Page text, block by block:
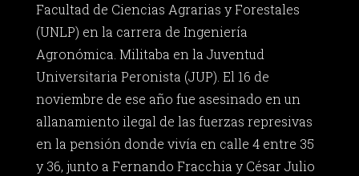
Facultad de Ciencias Agrarias y Forestales
(UNLP) en la carrera de Ingeniería
Agronómica. Militaba en la Juventud
Universitaria Peronista (JUP). El 16 de
noviembre de ese año fue asesinado en un
allanamiento ilegal de las fuerzas represivas
en la pensión donde vivía en calle 4 entre 35
y 36, junto a Fernando Fracchia y César Julio